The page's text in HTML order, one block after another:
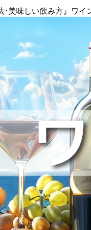
美味しい飲み方』ワイ